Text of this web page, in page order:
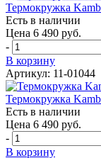
Термокружка
Есть в наличии
Цена 6 490 руб.
-
В корзину
Артикул: 11-01044
Термокружка
Есть в наличии
Цена 6 490 руб.
-
В корзину